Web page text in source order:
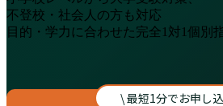
不登校・社会人の方も対応
目的・学力に合わせた完全1対1個別
\ 最短1分でお申し